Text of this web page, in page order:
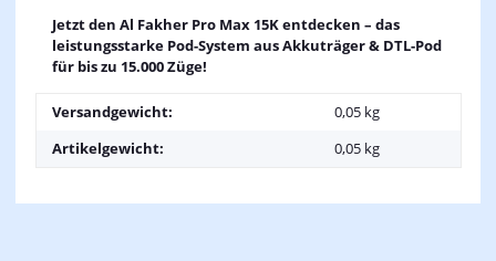
Jetzt den Al Fakher Pro Max 15K entdecken – das
leistungsstarke Pod-System aus Akkuträger & DTL-Pod
für bis zu 15.000 Züge!
Versandgewicht:
0,05 kg
Artikelgewicht:
0,05 kg